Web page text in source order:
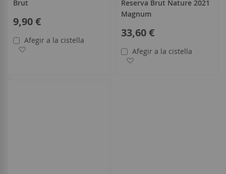
Brut
9,90 €
Afegir a la cistella
Reserva Brut Nature 2021
Magnum
33,60 €
Afegir a la cistella